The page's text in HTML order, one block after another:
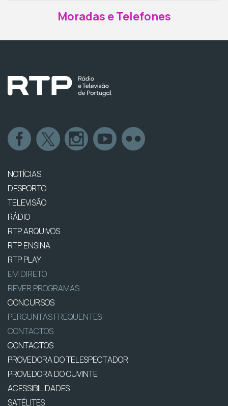
Moradas e Telefones
NOTÍCIAS
DESPORTO
TELEVISÃO
RÁDIO
RTP ARQUIVOS
RTP ENSINA
RTP PLAY
EM DIRETO
REVER PROGRAMAS
CONCURSOS
PERGUNTAS FREQUENTES
CONTACTOS
CONTACTOS
PROVEDORA DO TELESPECTADOR
PROVEDORA DO OUVINTE
ACESSIBILIDADES
SATÉLITES